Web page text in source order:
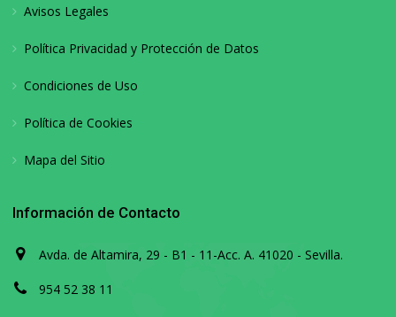
Avisos Legales
Política Privacidad y Protección de Datos
Condiciones de Uso
Política de Cookies
Mapa del Sitio
Información de Contacto
Avda. de Altamira, 29 - B1 - 11-Acc. A. 41020 - Sevilla.
954 52 38 11